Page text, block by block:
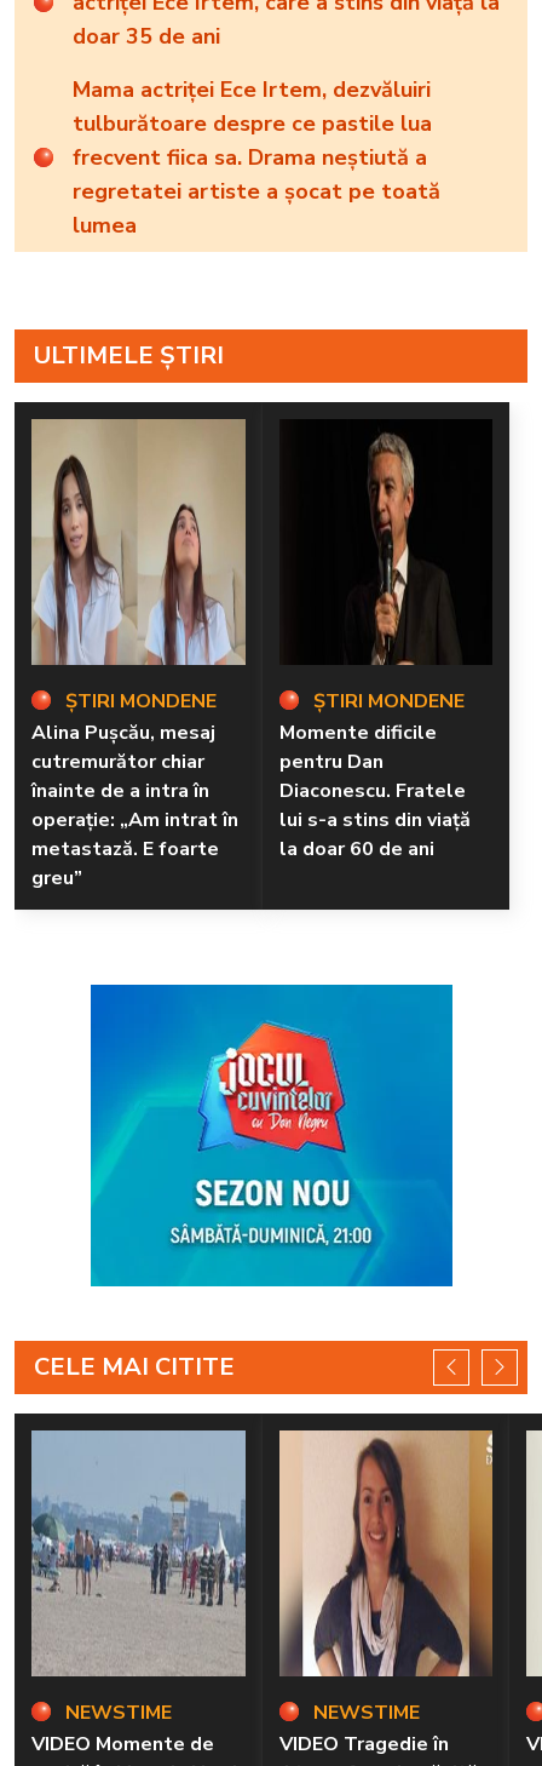
doar 35 de ani
Mama actriței Ece Irtem, dezvăluiri
tulburătoare despre ce pastile lua
frecvent fiica sa. Drama neștiută a
regretatei artiste a șocat pe toată
lumea
ULTIMELE ȘTIRI
ȘTIRI MONDENE
Alina Pușcău, mesaj
cutremurător chiar
înainte de a intra în
operație: „Am intrat în
metastază. E foarte
greu”
ȘTIRI MONDENE
Momente dificile
pentru Dan
Diaconescu. Fratele
lui s-a stins din viață
la doar 60 de ani
CELE MAI CITITE
NEWSTIME
VIDEO Momente de
NEWSTIME
VIDEO Tragedie în